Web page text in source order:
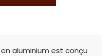
aluminium est conçu